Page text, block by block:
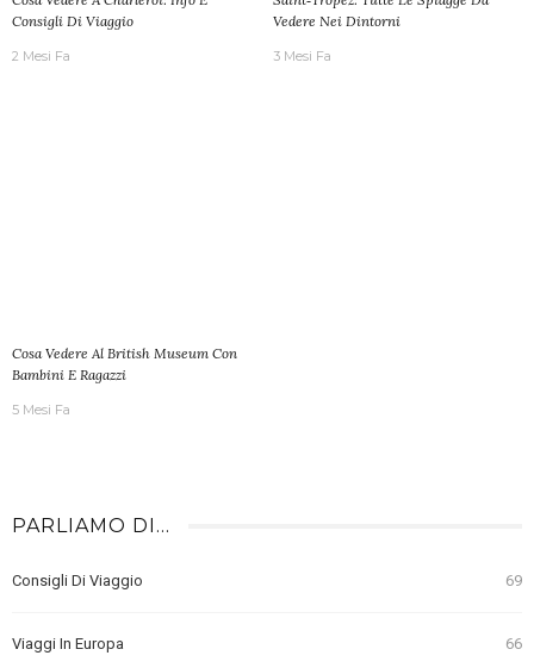
Consigli Di Viaggio
2 Mesi Fa
Vedere Nei Dintorni
3 Mesi Fa
Cosa Vedere Al British Museum Con
Bambini E Ragazzi
5 Mesi Fa
PARLIAMO DI…
Consigli Di Viaggio 69
Viaggi In Europa 66